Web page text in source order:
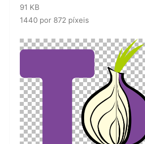
91 KB
1440 por 872 píxeis